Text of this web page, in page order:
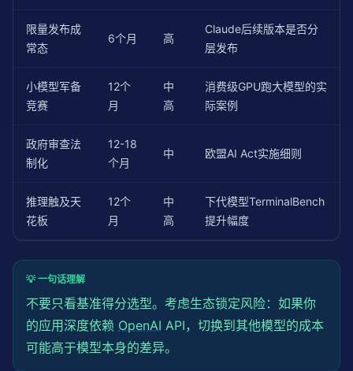
限量发布成
常态
6个月 高
Claude后续版本是否分
层发布
小模型军备
竞赛
12个
月
中
高
消费级GPU跑大模型的实
际案例
政府审查法
制化
12-18
个月
中 欧盟AI Act实施细则
推理触及天
花板
12个
月
中
高
下代模型TerminalBench
提升幅度
💡 一句话理解
不要只看基准得分选型。考虑生态锁定风险：如果你
的应用深度依赖 OpenAI API，切换到其他模型的成本
可能高于模型本身的差异。